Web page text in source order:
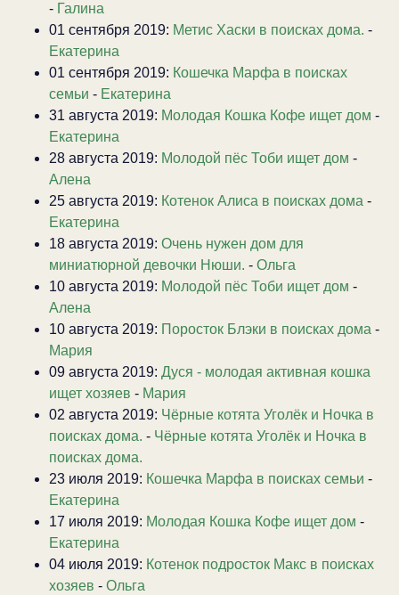
- Галина
01 сентября 2019: Метис Хаски в поисках дома. -
Екатерина
01 сентября 2019: Кошечка Марфа в поисках
семьи - Екатерина
31 августа 2019: Молодая Кошка Кофе ищет дом -
Екатерина
28 августа 2019: Молодой пёс Тоби ищет дом -
Алена
25 августа 2019: Котенок Алиса в поисках дома -
Екатерина
18 августа 2019: Очень нужен дом для
миниатюрной девочки Нюши. - Ольга
10 августа 2019: Молодой пёс Тоби ищет дом -
Алена
10 августа 2019: Поросток Блэки в поисках дома -
Мария
09 августа 2019: Дуся - молодая активная кошка
ищет хозяев - Мария
02 августа 2019: Чёрные котята Уголёк и Ночка в
поисках дома. - Чёрные котята Уголёк и Ночка в
поисках дома.
23 июля 2019: Кошечка Марфа в поисках семьи -
Екатерина
17 июля 2019: Молодая Кошка Кофе ищет дом -
Екатерина
04 июля 2019: Котенок подросток Макс в поисках
хозяев - Ольга